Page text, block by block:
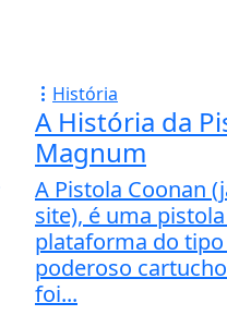
História
A História da
Magnum
A Pistola Coonan
site), é uma
plataforma do tipo
poderoso
foi...